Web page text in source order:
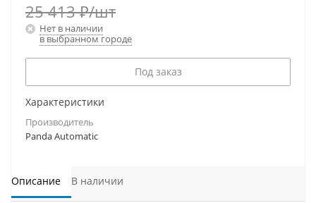
25 413₽/шт
Нет в наличии
в выбранном городе
Под заказ
Характеристики
Производитель
Panda Automatic
Описание В наличии